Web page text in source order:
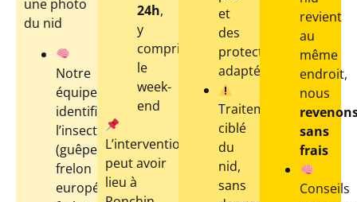
une photo
du nid
Notre
équipe
identifie
l’insecte
(guêpe,
frelon
européen,
24h,
y
compris
le
week-
end
L’intervention
peut avoir
lieu à
et
des
protections
adaptées
Traitement
ciblé
du
nid,
sans
revient
au
même
endroit,
nous
sans
frais
Conseils